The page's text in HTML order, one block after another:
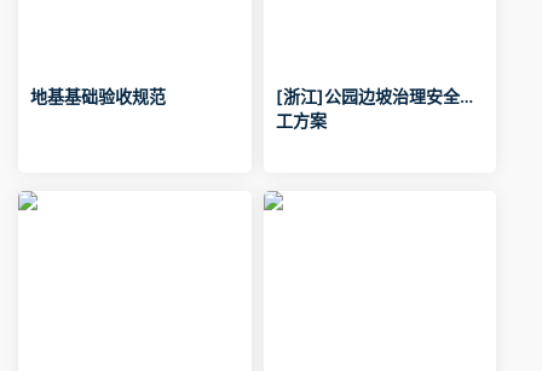
地基基础验收规范
[浙江]公园边坡治理安全施
工方案